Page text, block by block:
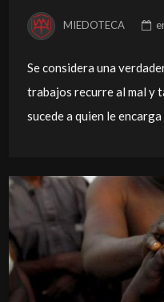
magia negra
MIEDOTECA
Se considera una
trabajos recurre al mal y
sucede a quien le